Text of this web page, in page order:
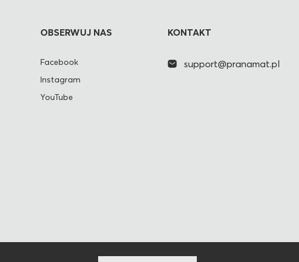
OBSERWUJ NAS
Facebook
Instagram
YouTube
KONTAKT
support@pranamat.pl
STANY ZJEDNOCZONE